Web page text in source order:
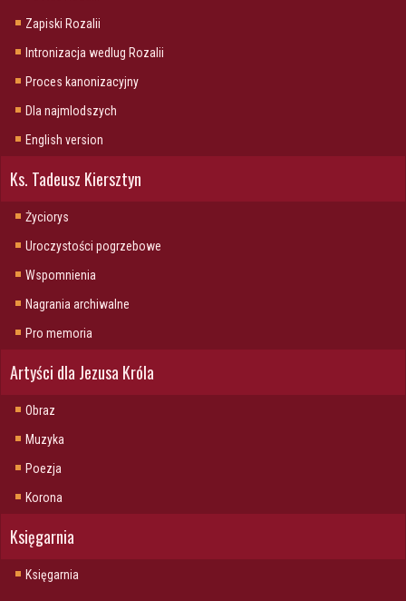
Zapiski Rozalii
Intronizacja wedlug Rozalii
Proces kanonizacyjny
Dla najmlodszych
English version
Ks. Tadeusz Kiersztyn
Życiorys
Uroczystości pogrzebowe
Wspomnienia
Nagrania archiwalne
Pro memoria
Artyści dla Jezusa Króla
Obraz
Muzyka
Poezja
Korona
Księgarnia
Księgarnia